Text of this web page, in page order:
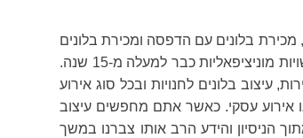
מכירת בלונים עם הדפסה ומכירת בלונים
בסיטונאות. בלון בון בון עיצוב בלונים לבר מצווה בירושלים עובדת עם כל סוגי הלקוחות: לקוחות עסקיים, פרטיים, חוגי אוהדי ספורט, מוסדות ורשויות מוניציפאליות כבר למעלה מ-15 שנה.
עיצוב בלונים לחנויות ובכל סוג אירוע
אירוע עסקי. כאשר אתם מחפשים עיצוב
הניסיון והידע הרב אותו צברנו במשך